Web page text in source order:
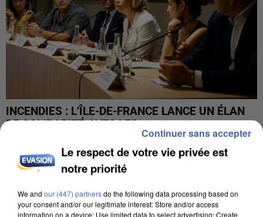
INCENDIES : L’ÎLE-DE-FRANCE LANCE UN ÉLAN
DE SOLIDARITÉ AVEC LES...
Le respect de votre vie privée est
notre priorité
We and our (447) partnersdo the following data processing based on
your consent and/or our legitimate interest: Store and/or access
information on a device; Use limited data to select advertising; Create
Continuer sans accepter